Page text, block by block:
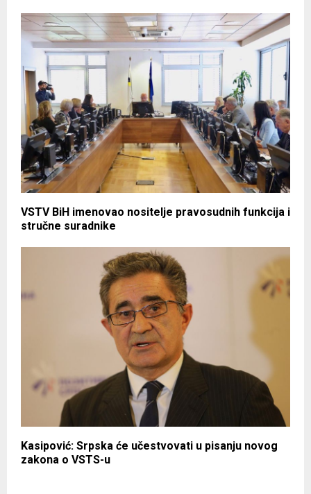
VSTV BiH imenovao nositelje pravosudnih funkcija i
stručne suradnike
Kasipović: Srpska će učestvovati u pisanju novog
zakona o VSTS-u